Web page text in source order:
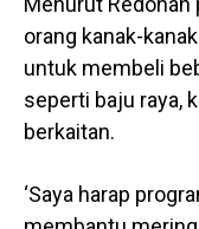
orang kanak-
untuk membeli
seperti baju raya,
berkaitan.
‘Saya harap